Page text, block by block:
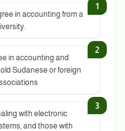
in accounting from a
in accounting and
Sudanese or foreign
with electronic
and those with